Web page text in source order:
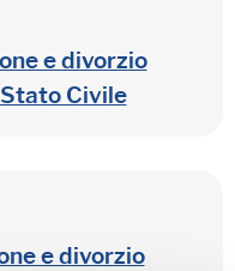
e divorzio
Civile
e divorzio